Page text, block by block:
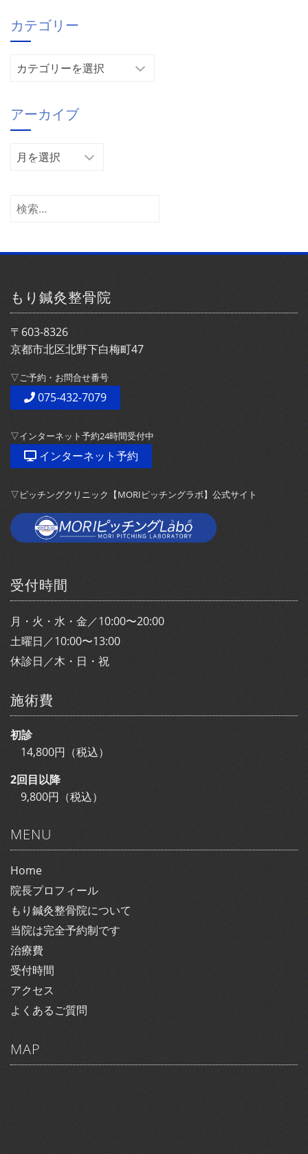
カテゴリー
リ
ー
アーカイブ
ア
イ
検
もり鍼灸整骨院
〒603-8326
京都市北区北野下白梅町47
▽ご予約・お問合せ番号
075-432-7079
▽インターネット予約24時間受付中
インターネット予約
▽ピッチングクリニック【MORIピッチングラボ】公式サイト
受付時間
月・火・水・金／10:00〜20:00
土曜日／10:00〜13:00
休診日／木・日・祝
施術費
初診
14,800円（税込）
2回目以降
9,800円（税込）
MENU
Home
院長プロフィール
もり鍼灸整骨院について
当院は完全予約制です
治療費
受付時間
アクセス
よくあるご質問
MAP